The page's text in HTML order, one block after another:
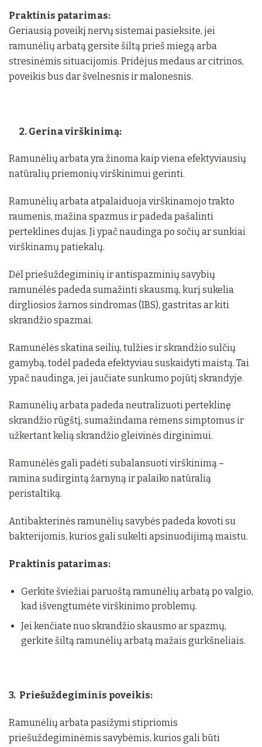
Praktinis patarimas:
Geriausią poveikį nervų sistemai pasieksite, jei
ramunėlių arbatą gersite šiltą prieš miegą arba
stresinėmis situacijomis. Pridėjus medaus ar citrinos,
poveikis bus dar švelnesnis ir malonesnis.
2. Gerina virškinimą:
Ramunėlių arbata yra žinoma kaip viena efektyviausių
natūralių priemonių virškinimui gerinti.
Ramunėlių arbata atpalaiduoja virškinamojo trakto
raumenis, mažina spazmus ir padeda pašalinti
perteklines dujas. Ji ypač naudinga po sočių ar sunkiai
virškinamų patiekalų.
Dėl priešuždegiminių ir antispazminių savybių
ramunėlės padeda sumažinti skausmą, kurį sukelia
dirgliosios žarnos sindromas (IBS), gastritas ar kiti
skrandžio spazmai.
Ramunėlės skatina seilių, tulžies ir skrandžio sulčių
gamybą, todėl padeda efektyviau suskaidyti maistą. Tai
ypač naudinga, jei jaučiate sunkumo pojūtį skrandyje.
Ramunėlių arbata padeda neutralizuoti perteklinę
skrandžio rūgštį, sumažindama rėmens simptomus ir
užkertant kelią skrandžio gleivinės dirginimui.
Ramunėlės gali padėti subalansuoti virškinimą –
ramina sudirgintą žarnyną ir palaiko natūralią
peristaltiką.
Antibakterinės ramunėlių savybės padeda kovoti su
bakterijomis, kurios gali sukelti apsinuodijimą maistu.
Praktinis patarimas:
Gerkite šviežiai paruoštą ramunėlių arbatą po valgio,
kad išvengtumėte virškinimo problemų.
Jei kenčiate nuo skrandžio skausmo ar spazmų,
gerkite šiltą ramunėlių arbatą mažais gurkšneliais.
3. Priešuždegiminis poveikis:
Ramunėlių arbata pasižymi stipriomis
priešuždegiminėmis savybėmis, kurios gali būti